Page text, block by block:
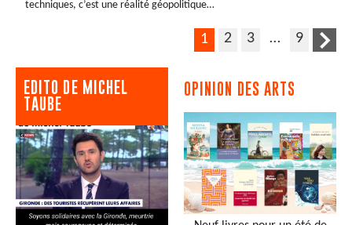
techniques, c’est une réalité géopolitique…
1 2 3 … 9
EDITO DE MICHEL
TAUBE
OPINION DES ARTS